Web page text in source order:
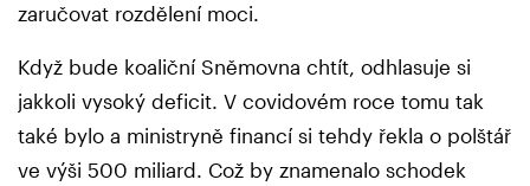
zaručovat rozdělení moci.
Když bude koaliční Sněmovna chtít, odhlasuje si
jakkoli vysoký deficit. V covidovém roce tomu tak
také bylo a ministryně financí si tehdy řekla o polštář
ve výši 500 miliard. Což by znamenalo schodek